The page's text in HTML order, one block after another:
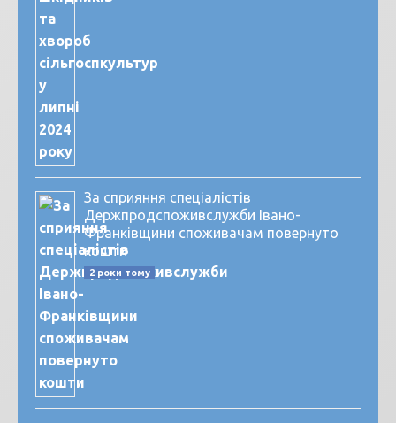
За сприяння спеціалістів
Держпродспоживслужби Івано-
Франківщини споживачам повернуто
кошти
2 роки тому